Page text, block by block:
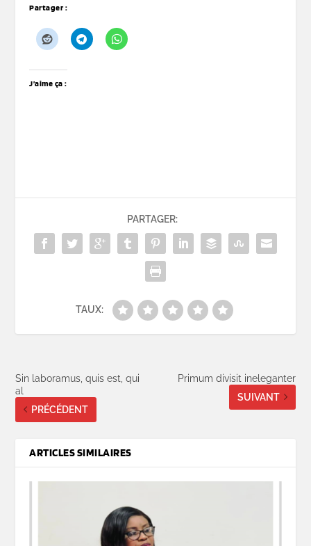
Partager :
J’aime ça :
PARTAGER:
TAUX:
Sin laboramus, quis est, qui
al
PRÉCÉDENT
Primum divisit ineleganter
SUIVANT
ARTICLES SIMILAIRES